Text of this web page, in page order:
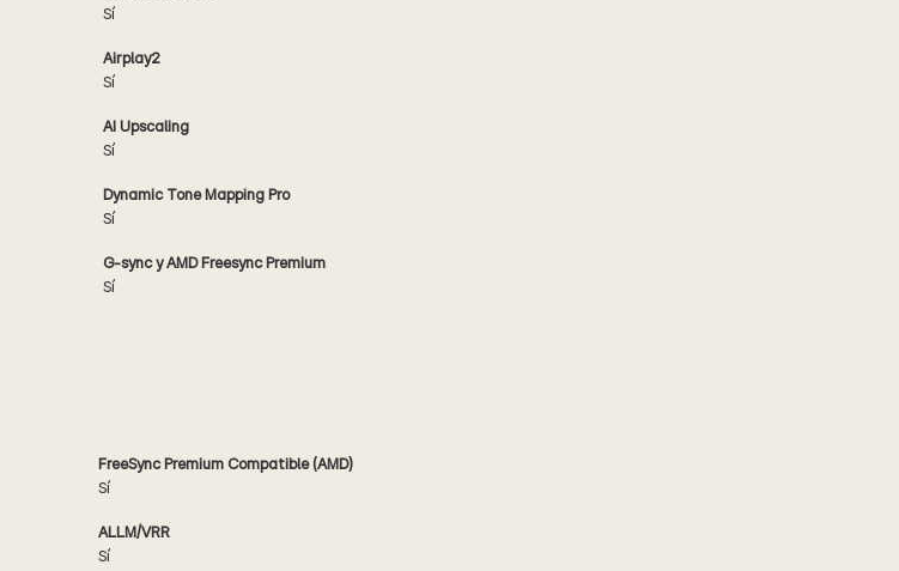
Sí
Airplay2
Sí
AI Upscaling
Sí
Dynamic Tone Mapping Pro
Sí
G-sync y AMD Freesync Premium
Sí
FreeSync Premium Compatible (AMD)
Sí
ALLM/VRR
Sí